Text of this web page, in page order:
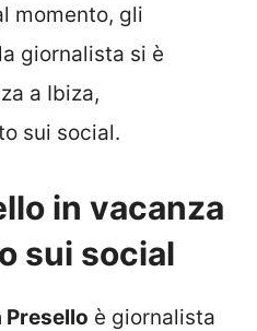
momento, gli
giornalista si è
a Ibiza,
sui social.
in vacanza
sui social
Presello è giornalista